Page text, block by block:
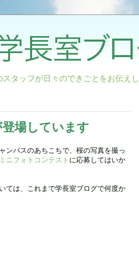
タッフが日々のできごとをお伝えし
場しています
ンパスのあちこちで、桜の写真を撮っ
ミニフォトコンテスト に応募してはいか
ては、これまで学長室ブログで何度か